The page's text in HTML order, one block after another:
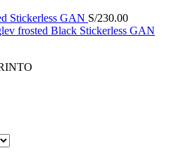
Stickerless GAN S/230.00
frosted Black Stickerless GAN